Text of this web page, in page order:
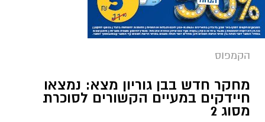
הקמפוס
מחקר חדש בבן גוריון מצא: נמצאו
חיידקים במעיים הקשורים לסוכרת
מסוג 2